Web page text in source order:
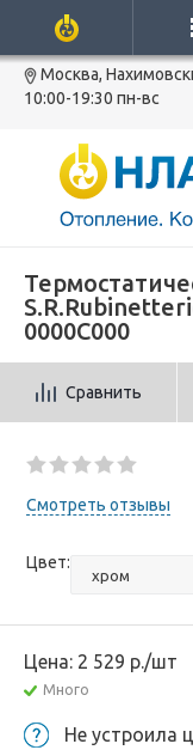
Москва,
10:00-19:30 пн-вс
0000C000
Сравнить
Смотреть отзывы
Цвет:
Цена: 2 529 р./шт
Много
Не устроила